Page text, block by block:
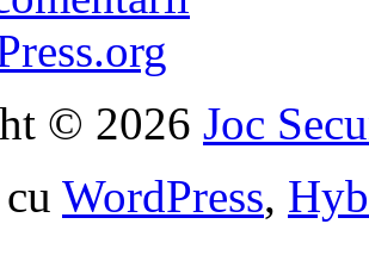
© 2026 Joc
WordPress,